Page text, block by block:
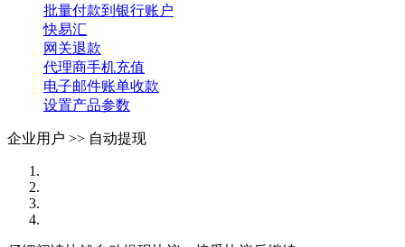
批量付款到银行账户
快易汇
网关退款
代理商手机充值
电子邮件账单收款
设置产品参数
企业用户 >> 自动提现